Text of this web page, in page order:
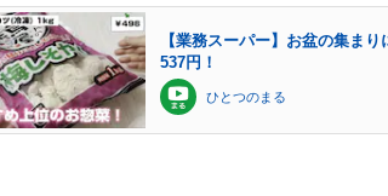
【業務スーパー】お盆の集ま
537円！
ひとつのまる